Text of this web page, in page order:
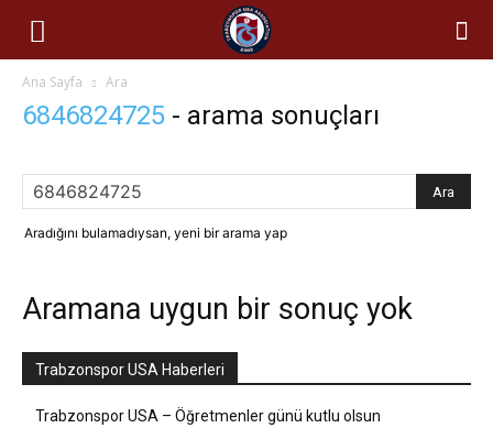
Ana Sayfa Ara
6846824725 - arama sonuçları
Aradığını bulamadıysan, yeni bir arama yap
Aramana uygun bir sonuç yok
Trabzonspor USA Haberleri
Trabzonspor USA – Öğretmenler günü kutlu olsun